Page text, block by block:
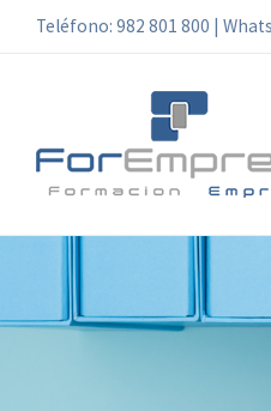
Teléfono: 982 801 800 |